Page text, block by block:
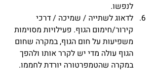
לנפשו.
לדאוג לשתייה / שמיכה / דרכי
קירור/חימום הגוף. פעילויות מסוימות
משפיעות על חום הגוף, במקרה שחום
הגוף עולה מדי יש לקרר אותו ולהפך
במקרה שהטמפרטורה יורדת לחממו.